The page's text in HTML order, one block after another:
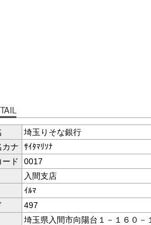
埼玉りそな銀行
カナ
ｻｲﾀﾏﾘｿﾅ
ド
0017
入間支店
ｲﾙﾏ
497
埼玉県入間市向陽台１－１６０－